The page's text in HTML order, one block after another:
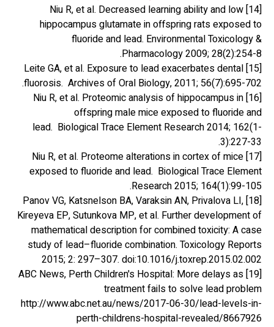
[14] Niu R, et al. Decreased learning ability and low
hippocampus glutamate in offspring rats exposed to
fluoride and lead. Environmental Toxicology &
Pharmacology 2009; 28(2):254-8.
[15] Leite GA, et al. Exposure to lead exacerbates dental
fluorosis. Archives of Oral Biology, 2011; 56(7):695-702.
[16] Niu R, et al. Proteomic analysis of hippocampus in
offspring male mice exposed to fluoride and
lead. Biological Trace Element Research 2014; 162(1-
3):227-33.
[17] Niu R, et al. Proteome alterations in cortex of mice
exposed to fluoride and lead. Biological Trace Element
Research 2015; 164(1):99-105.
[18] Panov VG, Katsnelson BA, Varaksin AN, Privalova LI,
Kireyeva EP, Sutunkova MP, et al. Further development of
mathematical description for combined toxicity: A case
study of lead–fluoride combination. Toxicology Reports
2015; 2: 297–307. doi:10.1016/j.toxrep.2015.02.002
[19] ABC News, Perth Children's Hospital: More delays as
treatment fails to solve lead problem
http://www.abc.net.au/news/2017-06-30/lead-levels-in-
perth-childrens-hospital-revealed/8667926